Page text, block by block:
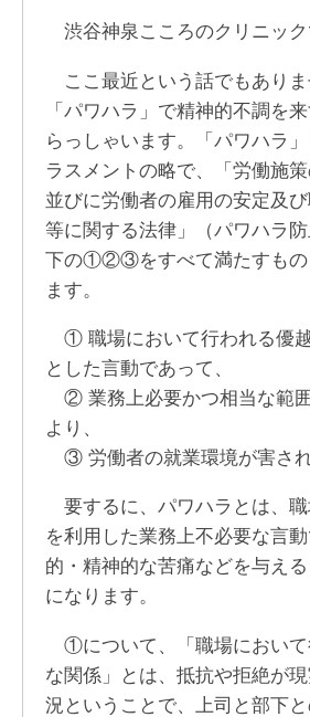
渋谷神泉こころのクリニック
ここ最近という話でもありま
「パワハラ」で精神的不調を
らっしゃいます。「パワハラ
ラスメントの略で、「労働施
並びに労働者の雇用の安定及
等に関する法律」（パワハラ
下の①②③をすべて満たすもの
ます。
① 職場において行われる優
とした言動であって、
② 業務上必要かつ相当な範
より、
③ 労働者の就業環境が害され
要するに、パワハラとは、
を利用した業務上不必要な言
的・精神的な苦痛などを与え
になります。
①について、「職場において
な関係」とは、抵抗や拒絶が
況ということで、上司と部下